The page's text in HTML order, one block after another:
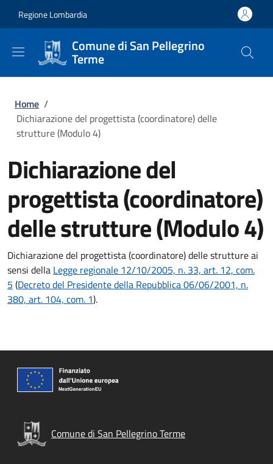
Regione Lombardia
Comune di San Pellegrino
Terme
Briciole di pane
Home /
Dichiarazione del progettista (coordinatore) delle
strutture (Modulo 4)
Dichiarazione del
progettista (coordinatore)
delle strutture (Modulo 4)
Dichiarazione del progettista (coordinatore) delle strutture ai
sensi della Legge regionale 12/10/2005, n. 33, art. 12, com.
5 (Decreto del Presidente della Repubblica 06/06/2001, n.
380, art. 104, com. 1).
Comune di San Pellegrino Terme